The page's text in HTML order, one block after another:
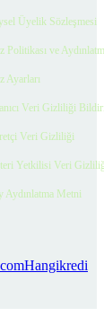
Üyelik Sözleşmesi
Politikası ve
Ayarları
Veri Gizliliği
Veri Gizliliği
Yetkilisi Veri
Aydınlatma Metni
Hangikredi